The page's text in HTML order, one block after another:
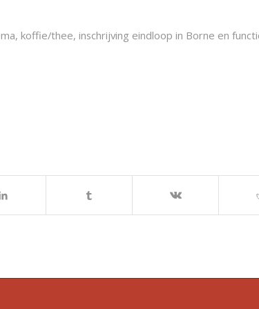
koffie/thee, inschrijving eindloop in Borne en